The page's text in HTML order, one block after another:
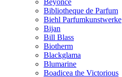
Beyonce
Bibliotheque de Parfum
Biehl Parfumkunstwerke
Bijan
Bill Blass
Biotherm
Blackglama
Blumarine
Boadicea the Victorious